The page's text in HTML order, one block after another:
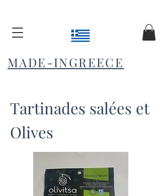
MADE-INGREECE
Tartinades salées et
Olives